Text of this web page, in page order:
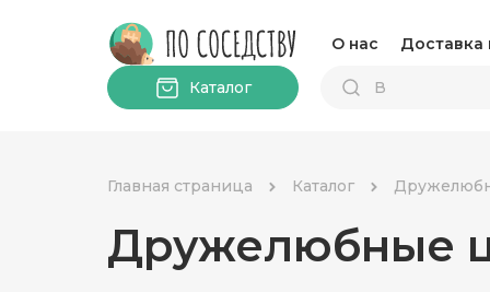
О нас Доставка
Каталог
Главная страница Каталог
Дружелюбные